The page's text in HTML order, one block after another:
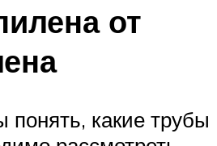
от
понять, какие трубы